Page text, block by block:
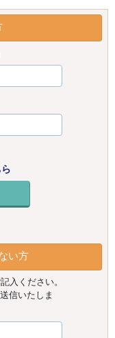
い方
入ください。
信いたしま